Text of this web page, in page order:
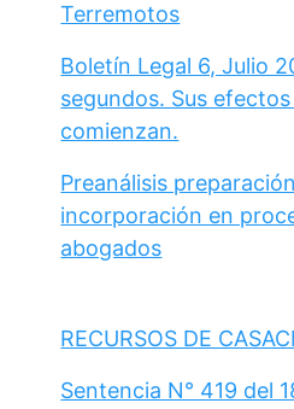
Terremotos
Boletín Legal 6, Julio
segundos. Sus
comienzan.
Preanálisis
incorporación en
abogados
RECURSOS DE
Sentencia N° 419 del